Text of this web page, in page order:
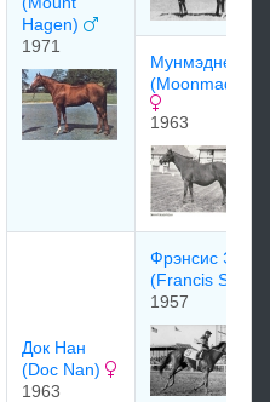
Hagen)
1971
Mунмэднeсс
1963
Дoк Нан
(Doc Nan)
1963
Фрэнсис Эс
(Francis S.)
1957